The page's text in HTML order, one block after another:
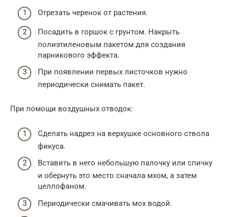
Отрезать черенок от растения.
Посадить в горшок с грунтом. Накрыть
полиэтиленовым пакетом для создания
парникового эффекта.
При появлении первых листочков нужно
периодически снимать пакет.
При помощи воздушных отводок:
Сделать надрез на верхушке основного ствола
фикуса.
Вставить в него небольшую палочку или спичку
и обернуть это место сначала мхом, а затем
целлофаном.
Периодически смачивать мох водой.